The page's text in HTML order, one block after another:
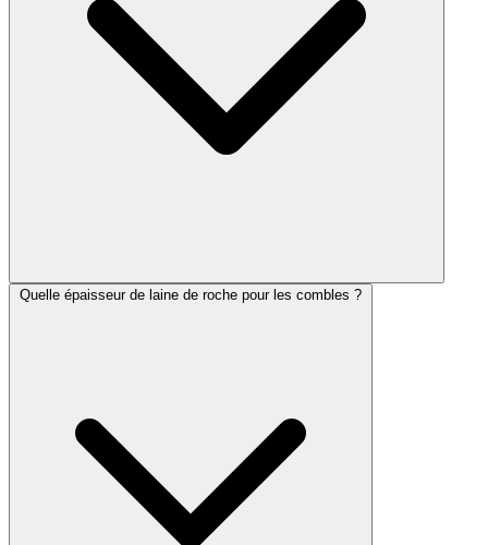
Quelle épaisseur de laine de roche pour les combles ?